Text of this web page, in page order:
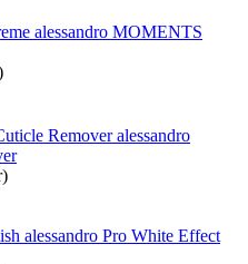
alessandro MOMENTS
alessandro
alessandro Pro White Effect